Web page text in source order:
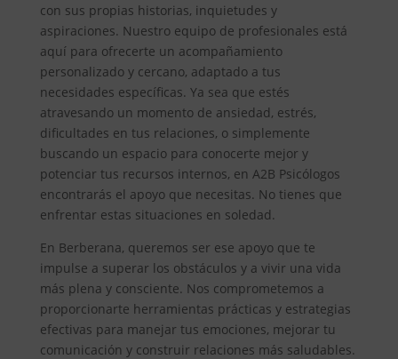
con sus propias historias, inquietudes y
aspiraciones. Nuestro equipo de profesionales está
aquí para ofrecerte un acompañamiento
personalizado y cercano, adaptado a tus
necesidades específicas. Ya sea que estés
atravesando un momento de ansiedad, estrés,
dificultades en tus relaciones, o simplemente
buscando un espacio para conocerte mejor y
potenciar tus recursos internos, en A2B Psicólogos
encontrarás el apoyo que necesitas. No tienes que
enfrentar estas situaciones en soledad.
En Berberana, queremos ser ese apoyo que te
impulse a superar los obstáculos y a vivir una vida
más plena y consciente. Nos comprometemos a
proporcionarte herramientas prácticas y estrategias
efectivas para manejar tus emociones, mejorar tu
comunicación y construir relaciones más saludables.